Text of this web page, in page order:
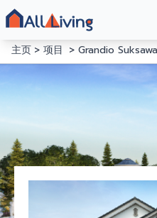
主页
项目 Grandio